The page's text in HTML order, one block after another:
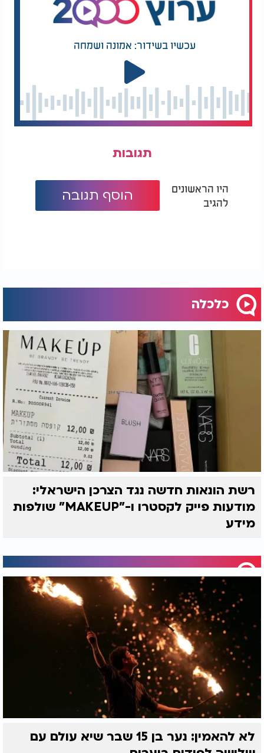
עכשיו בשידור: אמונה ושמחה
תגובות
היו הראשונים
להגיב
הוסף תגובה
כלכלה
רשת הונאות חדשה נגד הצרכן הישראלי:
מודעות פייק לקסטרו ו-"MAKEUP" שולפות
מידע
לא להאמין: נער בן 15 שבר שיא עולם עם